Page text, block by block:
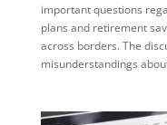
important questions
plans and retirement
across borders. The
misunderstandings